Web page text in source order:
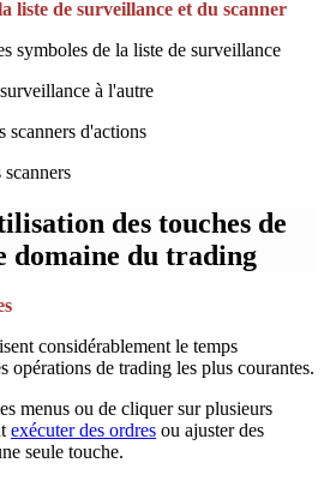
liste de surveillance et du scanner
symboles de la liste de surveillance
à l'autre
scanners d'actions
scanners
des touches de
domaine du trading
considérablement le temps
opérations de trading les plus courantes.
menus ou de cliquer sur plusieurs
exécuter des ordres ou ajuster des
seule touche.